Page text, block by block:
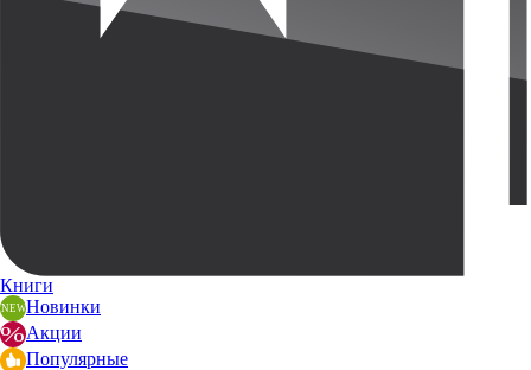
Книги
Новинки
Акции
Популярные